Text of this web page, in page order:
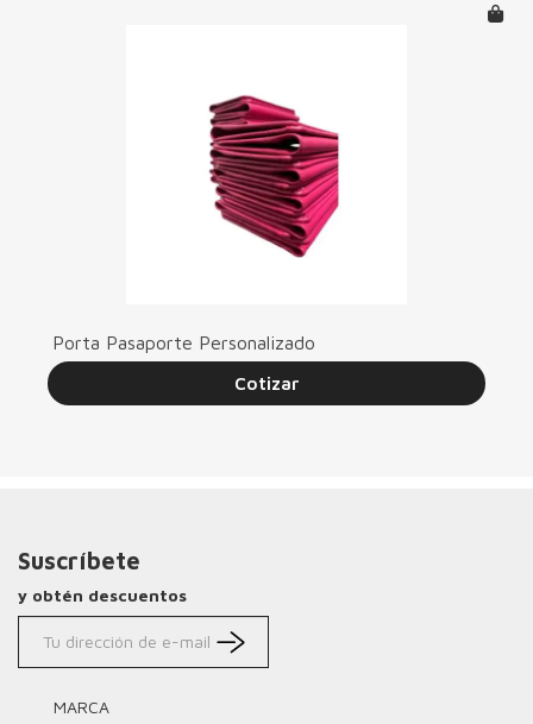
Porta Pasaporte Personalizado
Cotizar
Suscríbete
y obtén descuentos
MARCA